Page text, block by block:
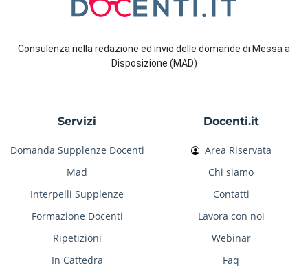
Consulenza nella redazione ed invio delle domande di Messa a
Disposizione (MAD)
Servizi
Domanda Supplenze Docenti
Mad
Interpelli Supplenze
Formazione Docenti
Ripetizioni
In Cattedra
Docenti.it
Area Riservata
Chi siamo
Contatti
Lavora con noi
Webinar
Faq